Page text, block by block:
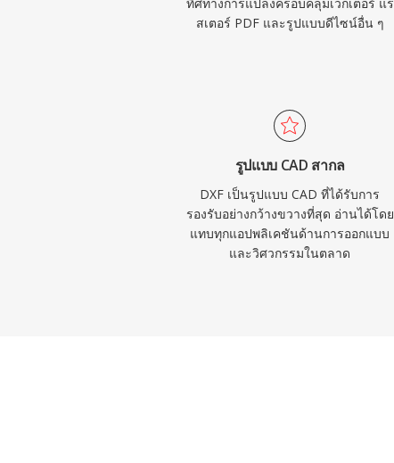
สเตอร์ PDF และรูปแบบดีไซน์อื่น ๆ
รูปแบบ CAD สากล
DXF เป็นรูปแบบ CAD ที่ได้รับการ
รองรับอย่างกว้างขวางที่สุด อ่านได้โดย
แทบทุกแอปพลิเคชันด้านการออกแบบ
และวิศวกรรมในตลาด